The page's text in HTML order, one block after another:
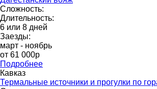
Сложность:
Длительность:
6 или 8 дней
Заезды:
март - ноябрь
от 61 000p
Подробнее
Кавказ
Термальные источники и прогулки по